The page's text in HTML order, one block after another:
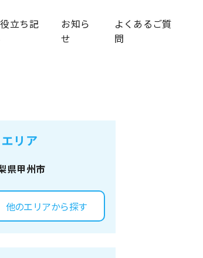
立ち記
お知ら
せ
よくあるご質
問
エリア
県甲州市
他のエリアから探す